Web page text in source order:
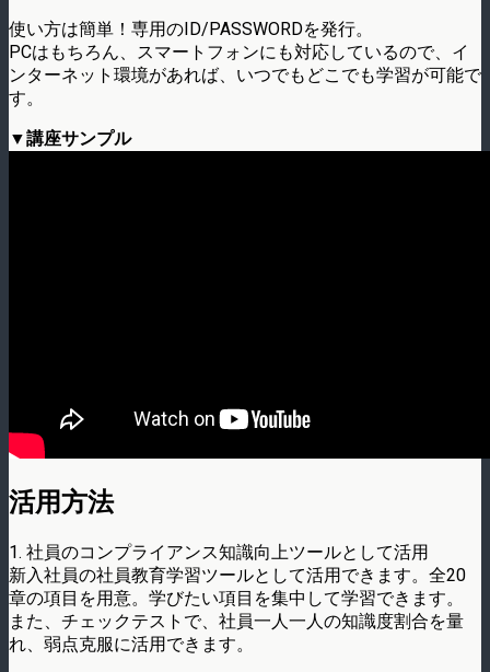
使い方は簡単！専用のID/PASSWORDを発行。
PCはもちろん、スマートフォンにも対応しているので、イ
ンターネット環境があれば、いつでもどこでも学習が可能で
す。
▼講座サンプル
活用方法
1. 社員のコンプライアンス知識向上ツールとして活用
新入社員の社員教育学習ツールとして活用できます。全20
章の項目を用意。学びたい項目を集中して学習できます。
また、チェックテストで、社員一人一人の知識度割合を量
れ、弱点克服に活用できます。